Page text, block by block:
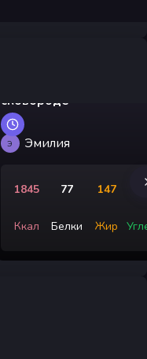
сковороде
Э Эмилия
1845
Ккал
77
Белки
147
Жир